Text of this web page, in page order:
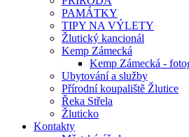
PAMÁTKY
TIPY NA VÝLETY
Žlutický kancionál
Kemp Zámecká
Kemp Zámecká -
Ubytování a služby
Přírodní koupaliště Žlutice
Řeka Střela
Žluticko
Kontakty